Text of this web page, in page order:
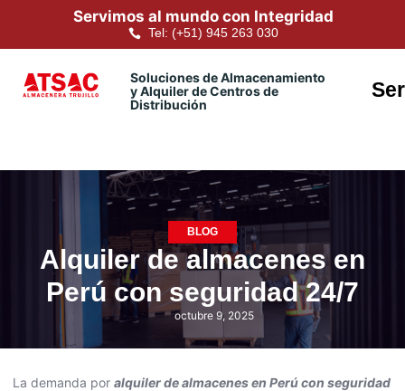
Servimos al mundo con Integridad
Tel: (+51) 945 263 030
Soluciones de Almacenamiento
y Alquiler de Centros de
Distribución
BLOG
Alquiler de almacenes en
Perú con seguridad 24/7
octubre 9, 2025
La demanda por alquiler de almacenes en Perú con seguridad